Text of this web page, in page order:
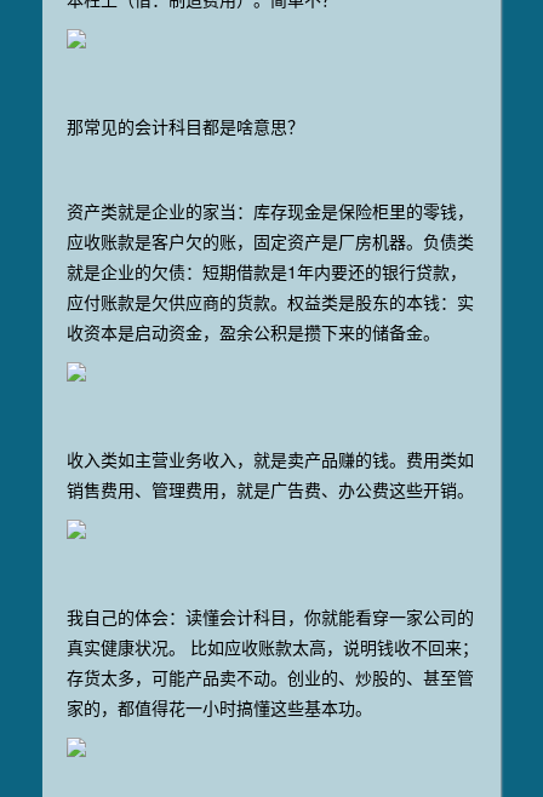
那常见的会计科目都是啥意思？
资产类就是企业的家当：库存现金是保险柜里的零钱，
应收账款是客户欠的账，固定资产是厂房机器。负债类
就是企业的欠债：短期借款是1年内要还的银行贷款，
应付账款是欠供应商的货款。权益类是股东的本钱：实
收资本是启动资金，盈余公积是攒下来的储备金。
收入类如主营业务收入，就是卖产品赚的钱。费用类如
销售费用、管理费用，就是广告费、办公费这些开销。
我自己的体会：读懂会计科目，你就能看穿一家公司的
真实健康状况。 比如应收账款太高，说明钱收不回来；
存货太多，可能产品卖不动。创业的、炒股的、甚至管
家的，都值得花一小时搞懂这些基本功。